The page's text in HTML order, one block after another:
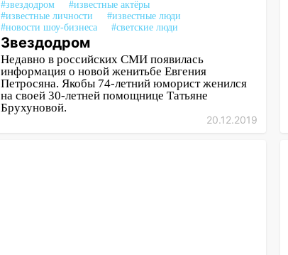
#звездодром
#известные актёры
#известные личности
#известные люди
#новости шоу-бизнеса
#светские люди
Звездодром
Недавно в российских СМИ появилась
информация о новой женитьбе Евгения
Петросяна. Якобы 74-летний юморист женился
на своей 30-летней помощнице Татьяне
Брухуновой.
20.12.2019